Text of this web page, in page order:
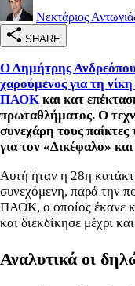
Νεκτάριος
SHARE
Ο Δημήτρης
χαρούμενος για τη
ΠΑΟΚ και κατ
πρωταθλήματος. Ο
συνεχάρη τους
για τον «Δικέφαλο»
Αυτή ήταν η 28η
συνεχόμενη, παρά την
ΠΑΟΚ, ο οποίος έκανε
και διεκδίκησε μέχρι
Αναλυτικά οι